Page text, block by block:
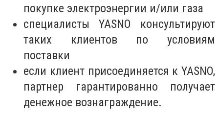
покупке электроэнергии и/или газа
специалисты YASNO консультируют
таких клиентов по условиям
поставки
если клиент присоединяется к YASNO,
партнер гарантированно получает
денежное вознаграждение.